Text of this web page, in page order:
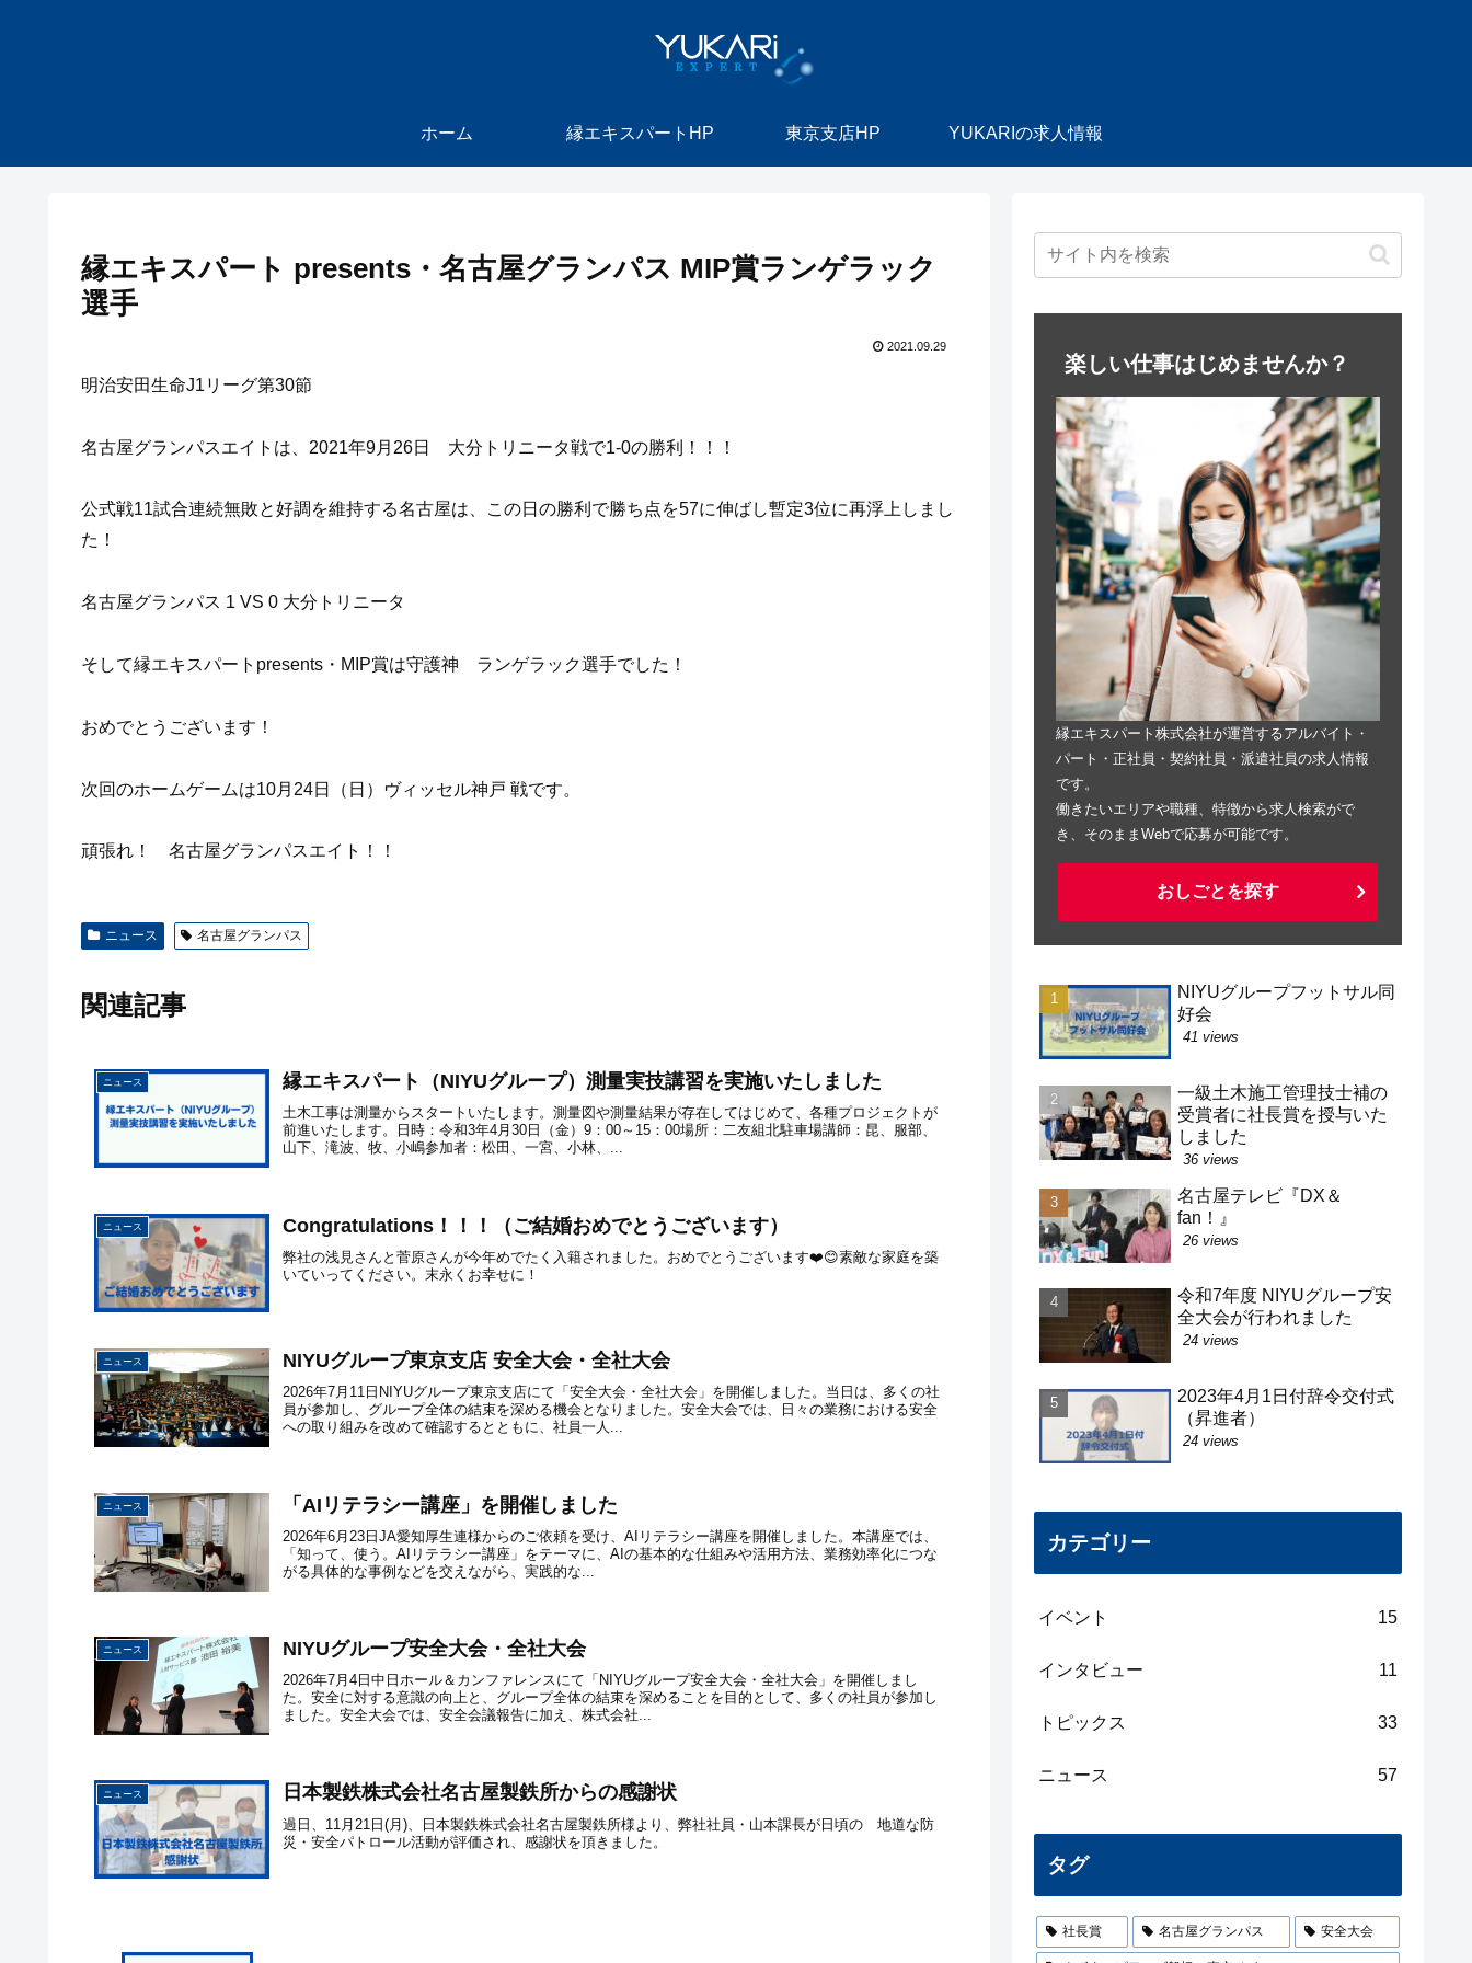
ホーム 縁エキスパートHP 東京支店HP YUKARIの求人情報
縁エキスパート presents・名古屋グランパス MIP賞ランゲラック
選手
2021.09.29
明治安田生命J1リーグ第30節
名古屋グランパスエイトは、2021年9月26日 大分トリニータ戦で1-0の勝利！！！
公式戦11試合連続無敗と好調を維持する名古屋は、この日の勝利で勝ち点を57に伸ばし暫定3位に再浮上しまし
た！
名古屋グランパス 1 VS 0 大分トリニータ
そして縁エキスパートpresents・MIP賞は守護神 ランゲラック選手でした！
おめでとうございます！
次回のホームゲームは10月24日（日）ヴィッセル神戸 戦です。
頑張れ！ 名古屋グランパスエイト！！
ニュース 名古屋グランパス
関連記事
ニュース 縁エキスパート（NIYUグループ）測量実技講習を実施いたしました
土木工事は測量からスタートいたします。測量図や測量結果が存在してはじめて、各種プロジェクトが
前進いたします。日時：令和3年4月30日（金）9：00～15：00場所：二友組北駐車場講師：昆、服部、
山下、滝波、牧、小嶋参加者：松田、一宮、小林、...
ニュース Congratulations！！！（ご結婚おめでとうございます）
弊社の浅見さんと菅原さんが今年めでたく入籍されました。おめでとうございます❤️😊素敵な家庭を築
いていってください。末永くお幸せに！
ニュース NIYUグループ東京支店 安全大会・全社大会
2026年7月11日NIYUグループ東京支店にて「安全大会・全社大会」を開催しました。当日は、多くの社
員が参加し、グループ全体の結束を深める機会となりました。安全大会では、日々の業務における安全
への取り組みを改めて確認するとともに、社員一人...
ニュース 「AIリテラシー講座」を開催しました
2026年6月23日JA愛知厚生連様からのご依頼を受け、AIリテラシー講座を開催しました。本講座では、
「知って、使う。AIリテラシー講座」をテーマに、AIの基本的な仕組みや活用方法、業務効率化につな
がる具体的な事例などを交えながら、実践的な...
ニュース NIYUグループ安全大会・全社大会
2026年7月4日中日ホール＆カンファレンスにて「NIYUグループ安全大会・全社大会」を開催しまし
た。安全に対する意識の向上と、グループ全体の結束を深めることを目的として、多くの社員が参加し
ました。安全大会では、安全会議報告に加え、株式会社...
ニュース 日本製鉄株式会社名古屋製鉄所からの感謝状
過日、11月21日(月)、日本製鉄株式会社名古屋製鉄所様より、弊社社員・山本課長が日頃の 地道な防
災・安全パトロール活動が評価され、感謝状を頂きました。
楽しい仕事はじめませんか？
縁エキスパート株式会社が運営するアルバイト・
パート・正社員・契約社員・派遣社員の求人情報
です。
働きたいエリアや職種、特徴から求人検索がで
き、そのままWebで応募が可能です。
おしごとを探す
NIYUグループフットサル同
好会
41 views
一級土木施工管理技士補の
受賞者に社長賞を授与いた
しました
36 views
名古屋テレビ『DX＆
fan！』
26 views
令和7年度 NIYUグループ安
全大会が行われました
24 views
2023年4月1日付辞令交付式
（昇進者）
24 views
カテゴリー
イベント 15
インタビュー 11
トピックス 33
ニュース 57
タグ
社長賞 名古屋グランパス 安全大会